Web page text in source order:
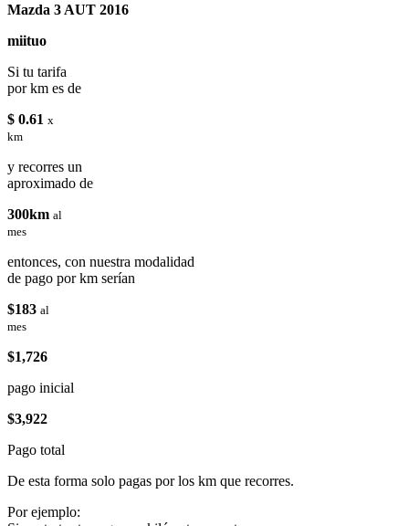
Mazda 3 AUT 2016
miituo
Si tu tarifa
por km es de
$ 0.61 x
km
y recorres un
aproximado de
300km al
mes
entonces, con nuestra modalidad
de pago por km serían
$183 al
mes
$1,726
pago inicial
$3,922
Pago total
De esta forma solo pagas por los km que recorres.
Por ejemplo: